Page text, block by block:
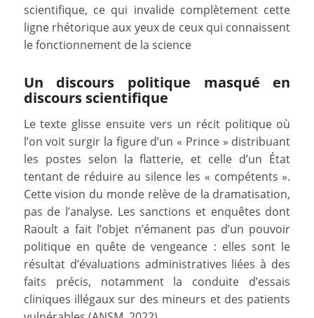
scientifique, ce qui invalide complètement cette
ligne rhétorique aux yeux de ceux qui connaissent
le fonctionnement de la science
Un discours politique masqué en
discours scientifique
Le texte glisse ensuite vers un récit politique où
l’on voit surgir la figure d’un « Prince » distribuant
les postes selon la flatterie, et celle d’un État
tentant de réduire au silence les « compétents ».
Cette vision du monde relève de la dramatisation,
pas de l’analyse. Les sanctions et enquêtes dont
Raoult a fait l’objet n’émanent pas d’un pouvoir
politique en quête de vengeance : elles sont le
résultat d’évaluations administratives liées à des
faits précis, notamment la conduite d’essais
cliniques illégaux sur des mineurs et des patients